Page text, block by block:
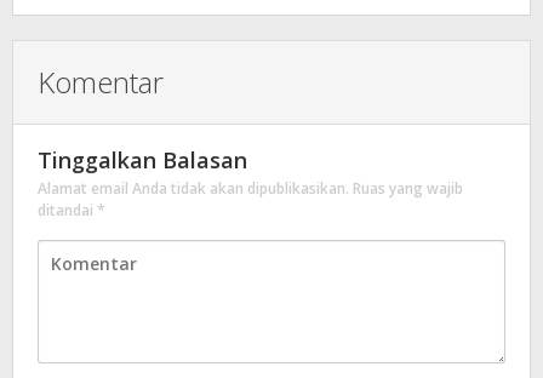
Komentar
Tinggalkan Balasan
Alamat email Anda tidak akan dipublikasikan. Ruas yang wajib
ditandai *